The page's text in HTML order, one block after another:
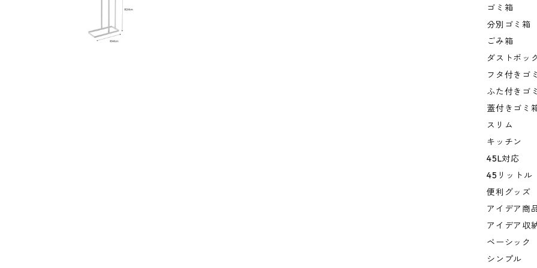
ゴミ箱
分別ゴミ箱
ごみ箱
ダストボッ
フタ付きゴ
ふた付きゴ
蓋付きゴミ
スリム
キッチン
45L対応
45リットル
便利グッズ
アイデア商
アイデア収
ベーシック
シンプル